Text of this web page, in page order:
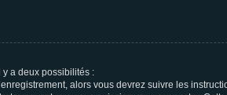
y a deux possibilités :
alors vous devrez suivre les